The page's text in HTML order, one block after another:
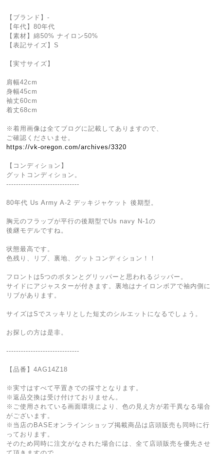
【ブランド】-
【年代】80年代
【素材】綿50% ナイロン50%
【表記サイズ】S
【実寸サイズ】
肩幅42cm
身幅45cm
袖丈60cm
着丈68cm
※着用画像は全てブログに記載してありますので、
ご確認くださいませ。
https://vk-oregon.com/archives/3320
【コンディション】
グットコンディション。
------------------------------
80年代 Us Army A-2 デッキジャケット 後期型。
胸元のフラップが平行の後期型でUs navy N-1の
後継モデルですね。
状態最高です。
色残り、リブ、裏地、グットコンディション！！
フロントは5つのボタンとグリッパーと思われるジッパー。
サイドにアジャスターが付きます。裏地はナイロンボアで袖内側に
リブがあります。
サイズはSでスッキリとした短丈のシルエットになるでしょう。
お探しの方は是非。
------------------------------
【品番】4AG14Z18
※実寸はすべて平置きでの採寸となります。
※返品交換は受け付けておりません。
※ご使用されている画面環境により、色の見え方が若干異なる場合
がございます。
※当店のBASEオンラインショップ掲載商品は店頭販売も同時に行
っております。
そのため同時に注文がなされた場合には、全て店頭販売を優先させ